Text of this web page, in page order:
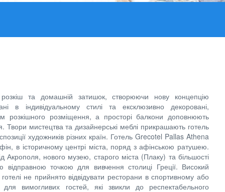
розкіш та домашній затишок, створюючи нову концепцію
в індивідуальному стилі та ексклюзивно декоровані,
розкішного розміщення, а просторі балкони доповнюють
Твори мистецтва та дизайнерські меблі прикрашають готель
художників різних країн. Готель Grecotel Pallas Athena
в історичному центрі міста, поряд з афінською ратушею.
Акрополя, нового музею, старого міста (Плаку) та більшості
відправною точкою для вивчення столиці Греції. Високий
не прийнято відвідувати ресторани в спортивному або
вимогливих гостей, які звикли до респектабельного